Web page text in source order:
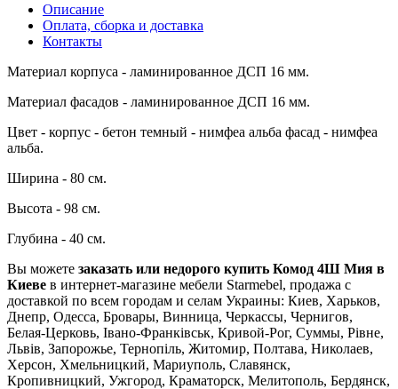
Описание
Оплата, сборка и доставка
Контакты
Материал корпуса - ламинированное ДСП 16 мм.
Материал фасадов - ламинированное ДСП 16 мм.
Цвет - корпус - бетон темный - нимфеа альба фасад - нимфеа
альба.
Ширина - 80 см.
Высота - 98 см.
Глубина - 40 см.
Вы можете заказать или недорого купить Комод 4Ш Мия в
Киеве в интернет-магазине мебели Starmebel, продажа с
доставкой по всем городам и селам Украины: Киев, Харьков,
Днепр, Одесса, Бровары, Винница, Черкассы, Чернигов,
Белая-Церковь, Івано-Франківськ, Кривой-Рог, Суммы, Рівне,
Львів, Запорожье, Тернопіль, Житомир, Полтава, Николаев,
Херсон, Хмельницкий, Мариуполь, Славянск,
Кропивницкий, Ужгород, Краматорск, Мелитополь, Бердянск,